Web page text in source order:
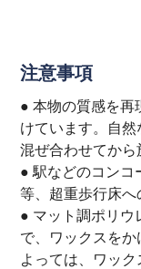
注意事項
● 本物の質感を再
けています。自
混ぜ合わせてから
● 駅などのコンコ
等、超重歩行床へ
● マット調ポリウ
で、ワックスを
よっては、ワッ